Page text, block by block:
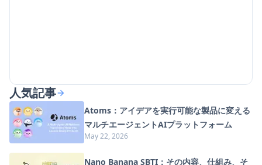
人気記事
Atoms：アイデアを実行可能な製品に変える
マルチエージェントAIプラットフォーム
May 22, 2026
Nano Banana SBTI：その内容、仕組み、そ